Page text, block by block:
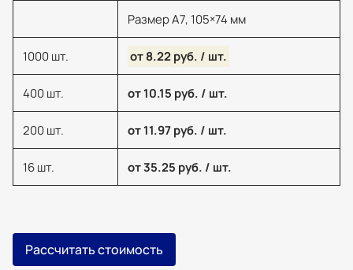
Размер А7, 105×74 мм
1000 шт. от 8.22 руб. / шт.
400 шт. от 10.15 руб. / шт.
200 шт. от 11.97 руб. / шт.
16 шт. от 35.25 руб. / шт.
Рассчитать стоимость